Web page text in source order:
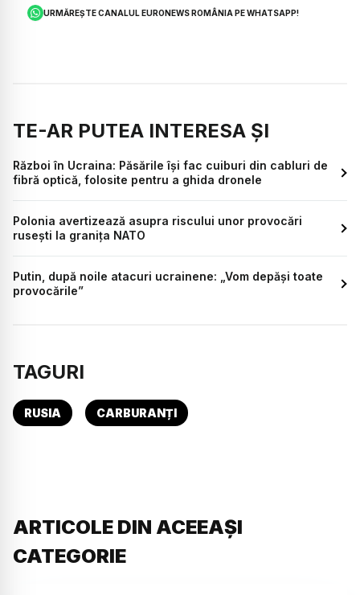
URMĂREȘTE CANALUL EURONEWS ROMÂNIA PE WHATSAPP!
TE-AR PUTEA INTERESA ȘI
Război în Ucraina: Păsările își fac cuiburi din cabluri de
fibră optică, folosite pentru a ghida dronele
Polonia avertizează asupra riscului unor provocări
rusești la granița NATO
Putin, după noile atacuri ucrainene: „Vom depăși toate
provocările”
TAGURI
RUSIA CARBURANȚI
ARTICOLE DIN ACEEAȘI
CATEGORIE